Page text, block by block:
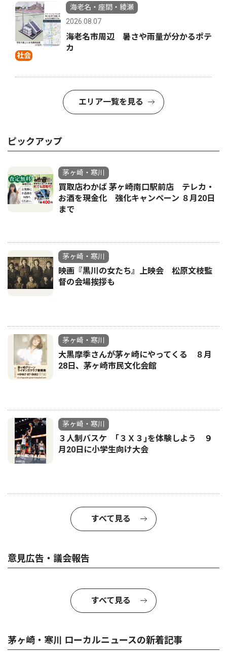
社会
海老名・座間・綾瀬
2026.08.07
海老名市周辺 暑さや雨量が分かるポテ
カ
エリア一覧を見る
ピックアップ
茅ヶ崎・寒川
買取店わかば 茅ヶ崎南口駅前店 テレカ・
お酒を現金化 強化キャンペーン ８月20日
まで
茅ヶ崎・寒川
映画『黒川の女たち』上映会 松原文枝監
督の会場挨拶も
茅ヶ崎・寒川
大黒摩季さんが茅ヶ崎にやってくる ８月
28日、茅ヶ崎市民文化会館
茅ヶ崎・寒川
３人制バスケ ｢３Ｘ３｣を体験しよう ９
月20日に小学生向け大会
すべて見る
意見広告・議会報告
すべて見る
茅ヶ崎・寒川 ローカルニュースの新着記事